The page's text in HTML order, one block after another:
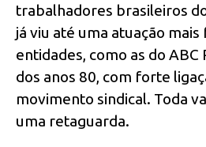
trabalhadores brasileiros
já viu até uma atuação
entidades, como as do ABC
dos anos 80, com forte
movimento sindical. Toda
uma retaguarda.